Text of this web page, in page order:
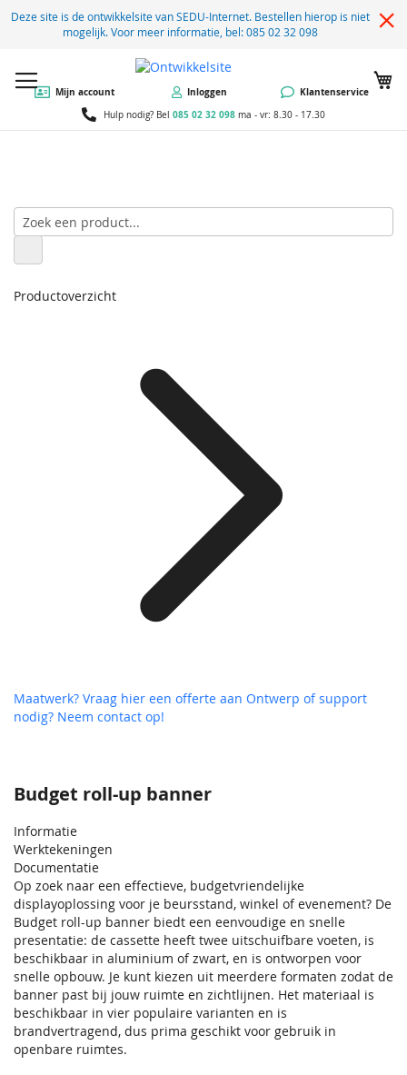
Deze site is de ontwikkelsite van SEDU-Internet. Bestellen hierop is niet
mogelijk. Voor meer informatie, bel: 085 02 32 098
Mijn account Inloggen Klantenservice
Hulp nodig? Bel 085 02 32 098 ma - vr: 8.30 - 17.30
Budget roll-up banner
Informatie
Werktekeningen
Documentatie
Op zoek naar een effectieve, budgetvriendelijke
displayoplossing voor je beursstand, winkel of evenement? De
Budget roll-up banner biedt een eenvoudige en snelle
presentatie: de cassette heeft twee uitschuifbare voeten, is
beschikbaar in aluminium of zwart, en is ontworpen voor
snelle opbouw. Je kunt kiezen uit meerdere formaten zodat de
banner past bij jouw ruimte en zichtlijnen. Het materiaal is
beschikbaar in vier populaire varianten en is
brandvertragend, dus prima geschikt voor gebruik in
openbare ruimtes.
Productoverzicht
Maatwerk? Vraag hier een offerte aan Ontwerp of support
nodig? Neem contact op!